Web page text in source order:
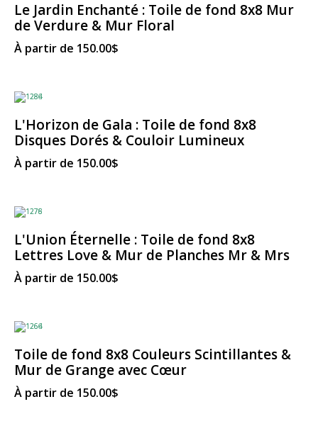
Le Jardin Enchanté : Toile de fond 8x8 Mur
de Verdure & Mur Floral
À partir de 150.00$
L'Horizon de Gala : Toile de fond 8x8
Disques Dorés & Couloir Lumineux
À partir de 150.00$
L'Union Éternelle : Toile de fond 8x8
Lettres Love & Mur de Planches Mr & Mrs
À partir de 150.00$
Toile de fond 8x8 Couleurs Scintillantes &
Mur de Grange avec Cœur
À partir de 150.00$